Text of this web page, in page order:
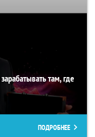
там, где
ПОДРОБНЕЕ